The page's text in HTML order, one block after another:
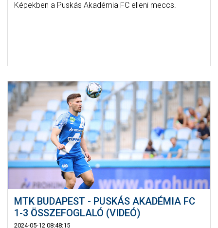
Képekben a Puskás Akadémia FC elleni meccs.
MTK BUDAPEST - PUSKÁS AKADÉMIA FC
1-3 ÖSSZEFOGLALÓ (VIDEÓ)
2024-05-12 08:48:15